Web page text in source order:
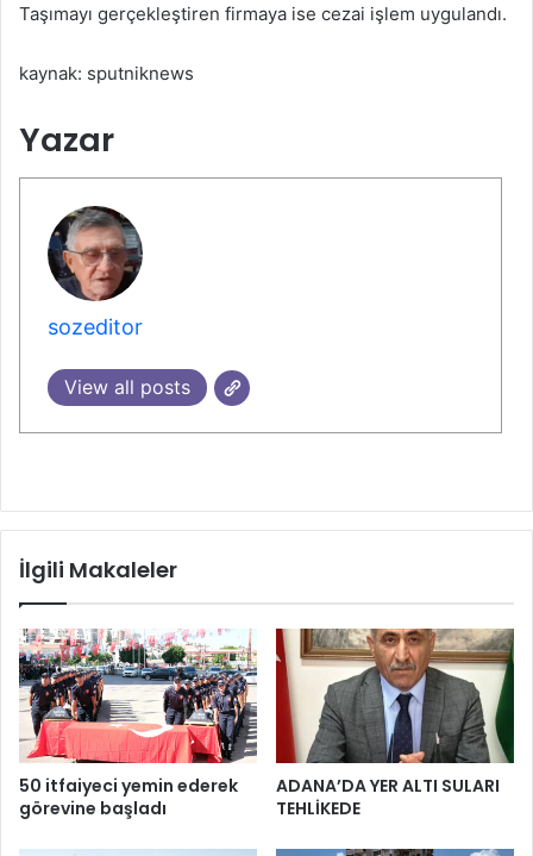
Taşımayı gerçekleştiren firmaya ise cezai işlem uygulandı.
kaynak: sputniknews
Yazar
sozeditor
View all posts
İlgili Makaleler
50 itfaiyeci yemin ederek
görevine başladı
ADANA’DA YER ALTI SULARI
TEHLİKEDE